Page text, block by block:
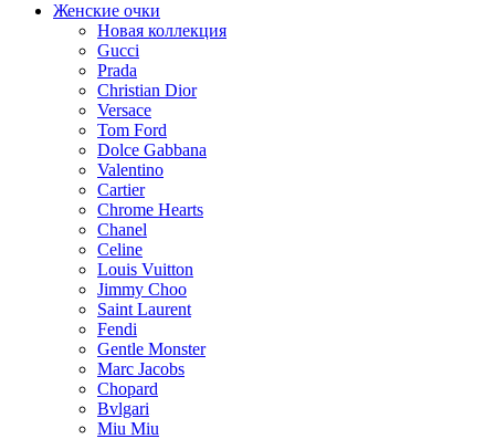
Женские очки
Новая коллекция
Gucci
Prada
Christian Dior
Versace
Tom Ford
Dolce Gabbana
Valentino
Cartier
Chrome Hearts
Chanel
Celine
Louis Vuitton
Jimmy Choo
Saint Laurent
Fendi
Gentle Monster
Marc Jacobs
Chopard
Bvlgari
Miu Miu